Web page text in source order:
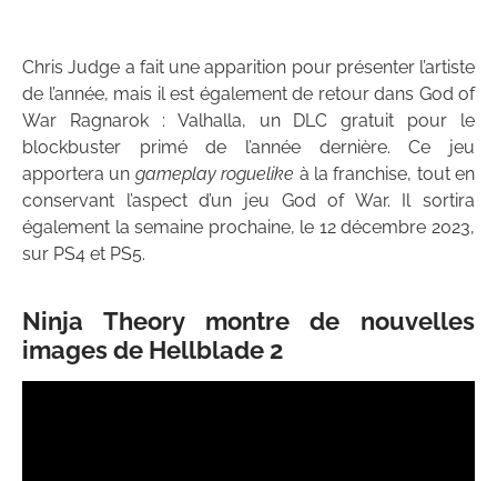
Chris Judge a fait une apparition pour présenter l’artiste
de l’année, mais il est également de retour dans God of
War Ragnarok : Valhalla, un DLC gratuit pour le
blockbuster primé de l’année dernière. Ce jeu
apportera un gameplay roguelike à la franchise, tout en
conservant l’aspect d’un jeu God of War. Il sortira
également la semaine prochaine, le 12 décembre 2023,
sur PS4 et PS5.
Ninja Theory montre de nouvelles
images de Hellblade 2